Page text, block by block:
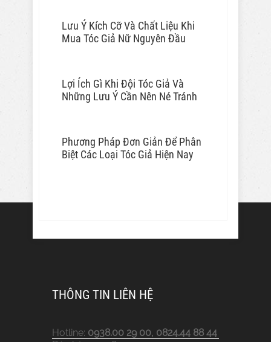
Lưu Ý Kích Cỡ Và Chất Liệu Khi
Mua Tóc Giả Nữ Nguyên Đầu
Lợi Ích Gì Khi Đội Tóc Giả Và
Những Lưu Ý Cần Nên Né Tránh
Phương Pháp Đơn Giản Để Phân
Biệt Các Loại Tóc Giả Hiện Nay
THÔNG TIN LIÊN HỆ
Hotline: 0938.00 29 00, 0824.44 88 44